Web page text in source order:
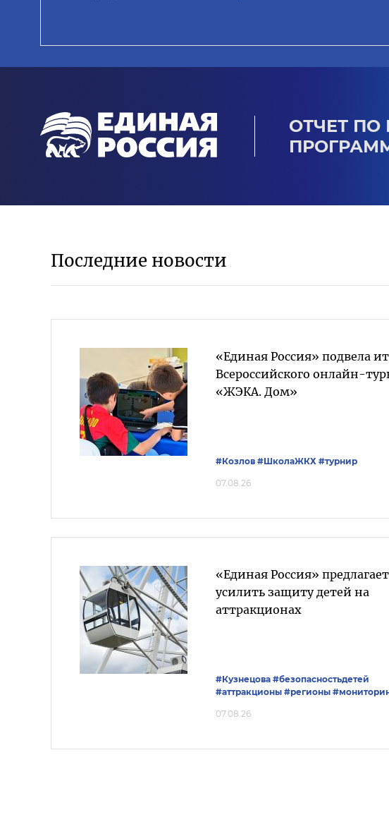
ОТЧЕТ
Последние новости
«Единая Россия» подвела
Всероссийского онлайн-
«ЖЭКА. Дом»
#Козлов #ШколаЖКХ #турнир
07.08.26
«Единая Россия» предлагает
усилить защиту детей на
аттракционах
#Кузнецова #безопасностьдетей
#аттракционы #регионы
07.08.26